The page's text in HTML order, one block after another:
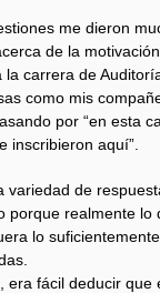
me dieron
de la
la carrera de
como mis
por “en esta
inscribieron aquí”.
variedad de
porque realmente
lo
era fácil deducir